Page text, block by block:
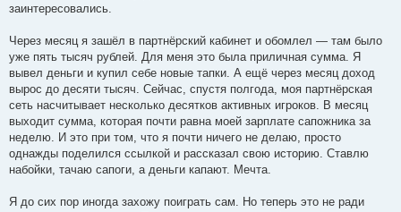
заинтересовались.
Через месяц я зашёл в партнёрский кабинет и обомлел — там было
уже пять тысяч рублей. Для меня это была приличная сумма. Я
вывел деньги и купил себе новые тапки. А ещё через месяц доход
вырос до десяти тысяч. Сейчас, спустя полгода, моя партнёрская
сеть насчитывает несколько десятков активных игроков. В месяц
выходит сумма, которая почти равна моей зарплате сапожника за
неделю. И это при том, что я почти ничего не делаю, просто
однажды поделился ссылкой и рассказал свою историю. Ставлю
набойки, тачаю сапоги, а деньги капают. Мечта.
Я до сих пор иногда захожу поиграть сам. Но теперь это не ради